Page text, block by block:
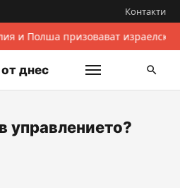
Контакти
и Полша призовават
днес
управлението?